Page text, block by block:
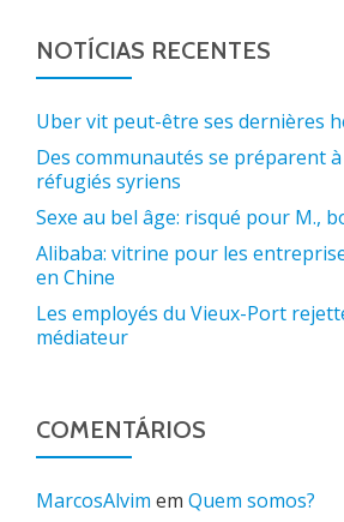
NOTÍCIAS RECENTES
Uber vit peut-être ses dernières
Des communautés se préparent
réfugiés syriens
Sexe au bel âge: risqué pour M.,
Alibaba: vitrine pour les
en Chine
Les employés du Vieux-Port
médiateur
COMENTÁRIOS
MarcosAlvim em Quem somos?